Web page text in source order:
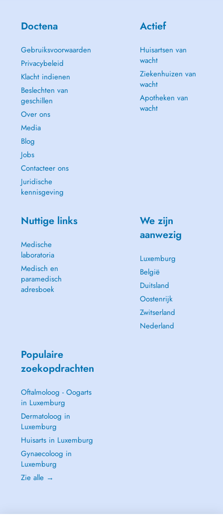
Doctena
Gebruiksvoorwaarden
Privacybeleid
Klacht indienen
Beslechten van
geschillen
Over ons
Media
Blog
Jobs
Contacteer ons
Juridische
kennisgeving
Actief
Huisartsen van
wacht
Ziekenhuizen van
wacht
Apotheken van
wacht
Nuttige links
Medische
laboratoria
Medisch en
paramedisch
adresboek
We zijn
aanwezig
Luxemburg
België
Duitsland
Oostenrijk
Zwitserland
Nederland
Populaire
zoekopdrachten
Oftalmoloog - Oogarts
in Luxemburg
Dermatoloog in
Luxemburg
Huisarts in Luxemburg
Gynaecoloog in
Luxemburg
Zie alle →